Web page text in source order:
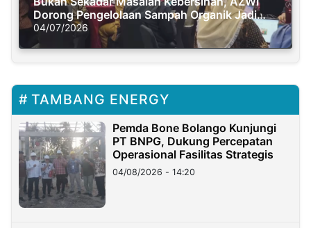
Dorong Pengelolaan Sampah Organik Jadi
Solusi Krisis Iklim
04/07/2026
TAMBANG ENERGY
Pemda Bone Bolango Kunjungi
PT BNPG, Dukung Percepatan
Operasional Fasilitas Strategis
04/08/2026 - 14:20